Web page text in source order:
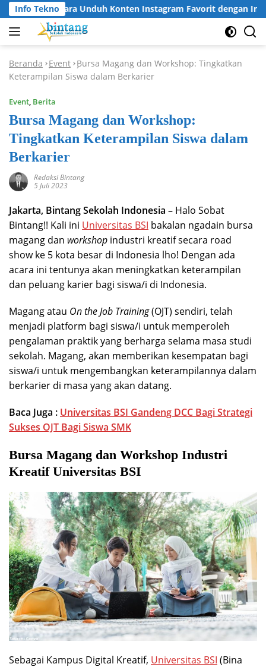
Langsung
ke
konten
Info TeknoCara Unduh Konten Instagram Favorit dengan
Beranda -Event -Bursa Magang dan Workshop: Tingkatkan
Keterampilan Siswa dalam Berkarier
Event, Berita
Bursa Magang dan Workshop:
Tingkatkan Keterampilan Siswa dalam
Berkarier
Redaksi Bintang
5 Juli 2023
Jakarta, Bintang Sekolah Indonesia – Halo Sobat
Bintang!! Kali ini Universitas BSI bakalan ngadain bursa
magang dan workshop industri kreatif secara road
show ke 5 kota besar di Indonesia lho! Dengan ada
acara ini tentunya akan meningkatkan keterampilan
dan peluang karier bagi siswa/i di Indonesia.
Magang atau On the Job Training(OJT) sendiri, telah
menjadi platform bagi siswa/i untuk memperoleh
pengalaman praktik yang berharga selama masa studi
sekolah. Magang, akan memberikan kesempatan bagi
siswa/i untuk mengembangkan keterampilannya dalam
berkarier di masa yang akan datang.
Baca Juga : Universitas BSI Gandeng DCC Bagi Strategi
Sukses OJT Bagi Siswa SMK
Bursa Magang dan Workshop Industri
Kreatif Universitas BSI
Sebagai Kampus Digital Kreatif, Universitas BSI (Bina